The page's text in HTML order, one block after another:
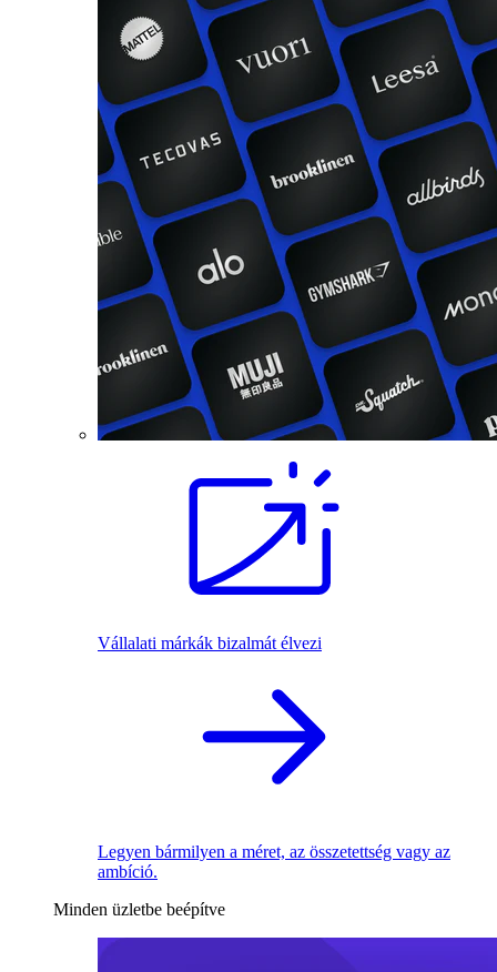
Vállalati márkák bizalmát élvezi
Legyen bármilyen a méret, az összetettség vagy az
ambíció.
Minden üzletbe beépítve